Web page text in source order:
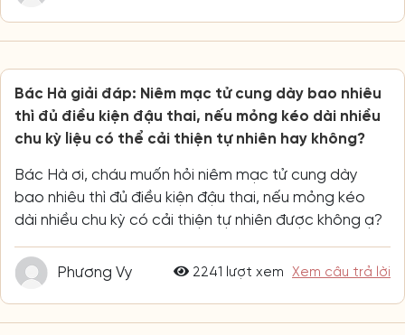
Bác Hà giải đáp: Niêm mạc tử cung dày bao nhiêu
thì đủ điều kiện đậu thai, nếu mỏng kéo dài nhiều
chu kỳ liệu có thể cải thiện tự nhiên hay không?
Bác Hà ơi, cháu muốn hỏi niêm mạc tử cung dày
bao nhiêu thì đủ điều kiện đậu thai, nếu mỏng kéo
dài nhiều chu kỳ có cải thiện tự nhiên được không ạ?
Phương Vy 2241 lượt xem Xem câu trả lời